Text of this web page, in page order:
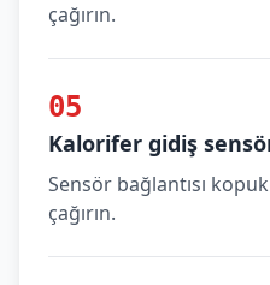
çağırın.
05
Kalorifer gidiş
Sensör bağlantısı kopuk
çağırın.